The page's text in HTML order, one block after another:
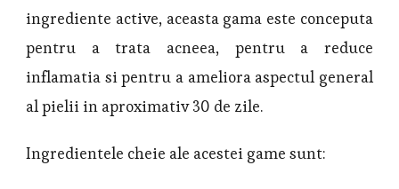
ingrediente active, aceasta gama este conceputa
pentru a trata acneea, pentru a reduce
inflamatia si pentru a ameliora aspectul general
al pielii in aproximativ 30 de zile.
Ingredientele cheie ale acestei game sunt: